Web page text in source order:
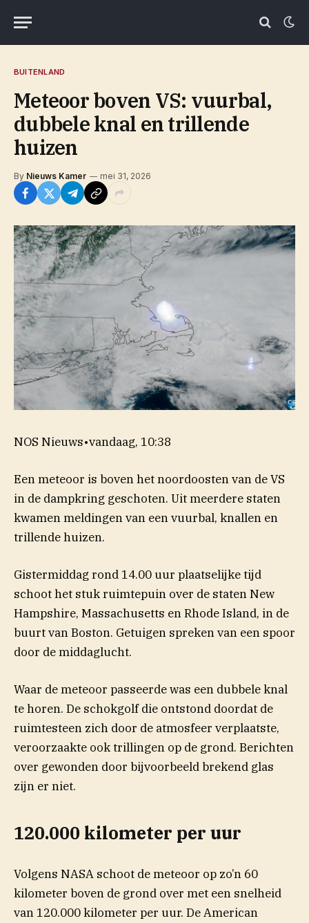
BUITENLAND
Meteoor boven VS: vuurbal,
dubbele knal en trillende
huizen
By Nieuws Kamer mei 31, 2026
NOS Nieuws•vandaag, 10:38
Een meteoor is boven het noordoosten van de VS
in de dampkring geschoten. Uit meerdere staten
kwamen meldingen van een vuurbal, knallen en
trillende huizen.
Gistermiddag rond 14.00 uur plaatselijke tijd
schoot het stuk ruimtepuin over de staten New
Hampshire, Massachusetts en Rhode Island, in de
buurt van Boston. Getuigen spreken van een spoor
door de middaglucht.
Waar de meteoor passeerde was een dubbele knal
te horen. De schokgolf die ontstond doordat de
ruimtesteen zich door de atmosfeer verplaatste,
veroorzaakte ook trillingen op de grond. Berichten
over gewonden door bijvoorbeeld brekend glas
zijn er niet.
120.000 kilometer per uur
Volgens NASA schoot de meteoor op zo’n 60
kilometer boven de grond over met een snelheid
van 120.000 kilometer per uur. De American